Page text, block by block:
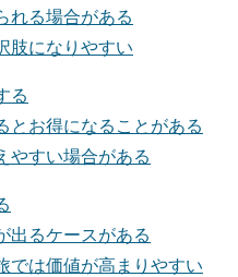
れる場合がある
肢になりやすい
る
とお得になることがある
やすい場合がある
出るケースがある
では価値が高まりやすい